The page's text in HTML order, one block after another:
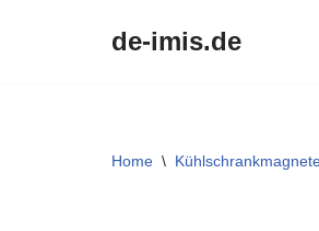
de-imis.de
Home \